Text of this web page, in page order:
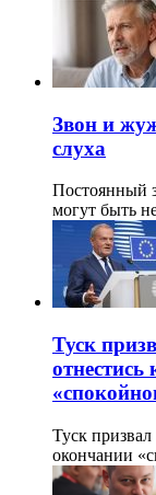
Звон и
слуха
Постоянный
могут быть
Туск
Туск призвал
окончании